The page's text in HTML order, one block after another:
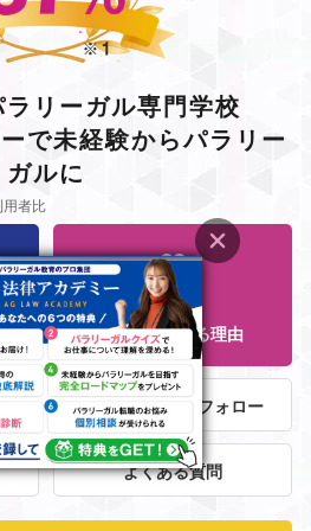
者比
リーガル専門学校
で未経験からパラリー
ガルに
AGが選ばれる理由
法律事務所就職フォロー
よくある質問